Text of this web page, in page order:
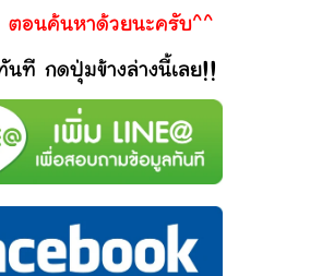
อนค้นหาด้วยนะครับ^^
นที กดปุ่มข้างล่างนี้เลย!!